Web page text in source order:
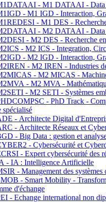
- M1 DATAAI - Data
- M1 IGD - Interaction,
- M1 DES -
- M2 DATAAI - Data
- M2 DES - Recherche
- M2 ICS - Integration,
- M2 IGD - Interaction,
- M2 IREN - Industries
- M2 MICAS -
- M2 MVA -
- M2 SETI - Systèmes
- PhD Track -
spécialisé
- Architecte Digital
- Architecte Réseaux et
- Big Data : gestion et
- Cybersécurité et
- Expert cybersécurité des
- IA : Intelligence Artificielle
- Management des
- Smart Mobility -
d'échange
- Echange international non